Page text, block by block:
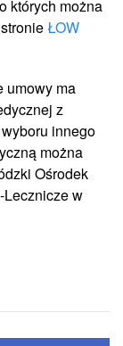
których można
ŁOW
umowy ma
z
innego
można
Ośrodek
Lecznicze w